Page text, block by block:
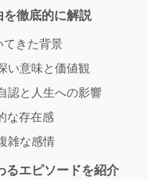
徹底的に解説
てきた背景
い意味と価値観
認と人生への影響
な存在感
雑な感情
るエピソードを紹介